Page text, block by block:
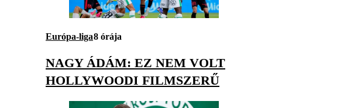
Európa-liga8 órája
NAGY ÁDÁM: EZ NEM VOLT
HOLLYWOODI FILMSZERŰ